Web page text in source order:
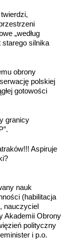
„według
silnika
obrony
polskiej
gotowości
granicy
Aspiruje
nauk
(habilitacja
nauczyciel
Akademii Obrony
polityczny
i p.o.